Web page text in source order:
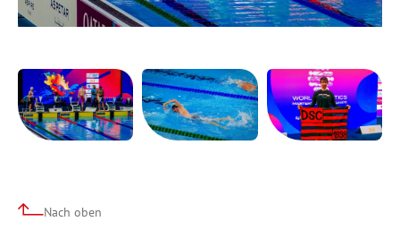
Nach oben